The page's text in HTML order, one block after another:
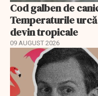
Cod galben de
Temperaturile
devin tropicale
09 AUGUST 2026